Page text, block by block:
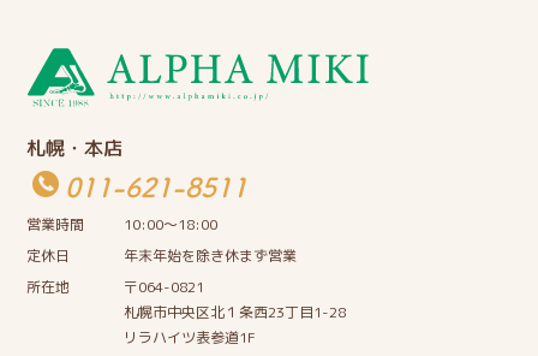
札幌・本店
011-621-8511
営業時間
10:00〜18:00
定休日
年末年始を除き休まず営業
所在地
〒064-0821
札幌市中央区北１条西23丁目1-28
リラハイツ表参道1F